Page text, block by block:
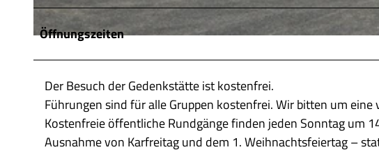
© Thomas Kempernolte, Elm-Freizeit, Allianz für die Region GmbH |
Öffnungszeiten
Der Besuch der Gedenkstätte ist kostenfrei.
Führungen sind für alle Gruppen kostenfrei. Wir bitten um eine
Kostenfreie öffentliche Rundgänge finden jeden Sonntag um
Ausnahme von Karfreitag und dem 1. Weihnachtsfeiertag –